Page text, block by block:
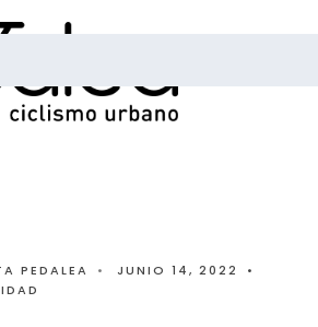
PEDALEA • JUNIO 14, 2022
•